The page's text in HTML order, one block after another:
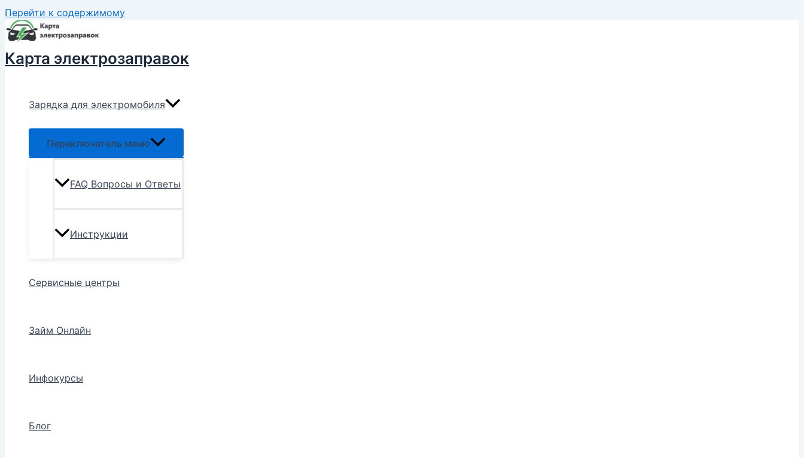
Перейти к содержимому
Карта электрозаправок
Зарядка для электромобиля
Переключатель меню
FAQ Вопросы и Ответы
Инструкции
Сервисные центры
Займ Онлайн
Инфокурсы
Блог